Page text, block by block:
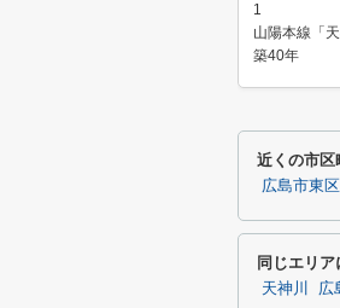
1
山陽本線「
築40年
近くの市区
広島市東区
同じエリ
天神川 広